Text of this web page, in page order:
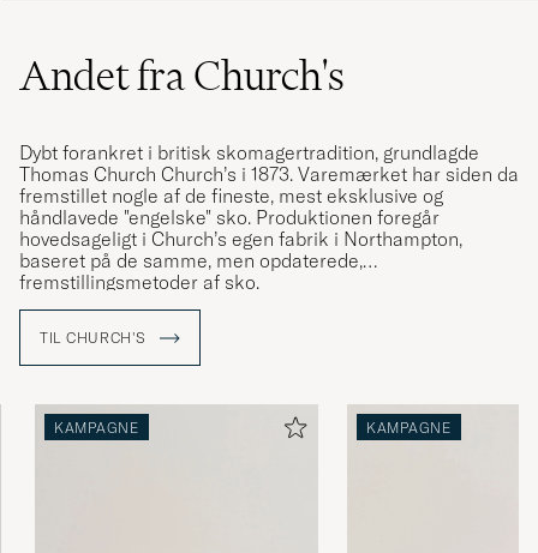
Andet fra Church's
Dybt forankret i britisk skomagertradition, grundlagde
Thomas Church Church’s i 1873. Varemærket har siden da
fremstillet nogle af de fineste, mest eksklusive og
håndlavede "engelske" sko. Produktionen foregår
hovedsageligt i Church’s egen fabrik i Northampton,
baseret på de samme, men opdaterede,
fremstillingsmetoder af sko.
at det vil tage omkring otte uger. Det er den tid, det tager
at skabe sko med tidløs æstetik, og enestående kvalitet.
TIL CHURCH'S
KAMPAGNE KAMPAGNE